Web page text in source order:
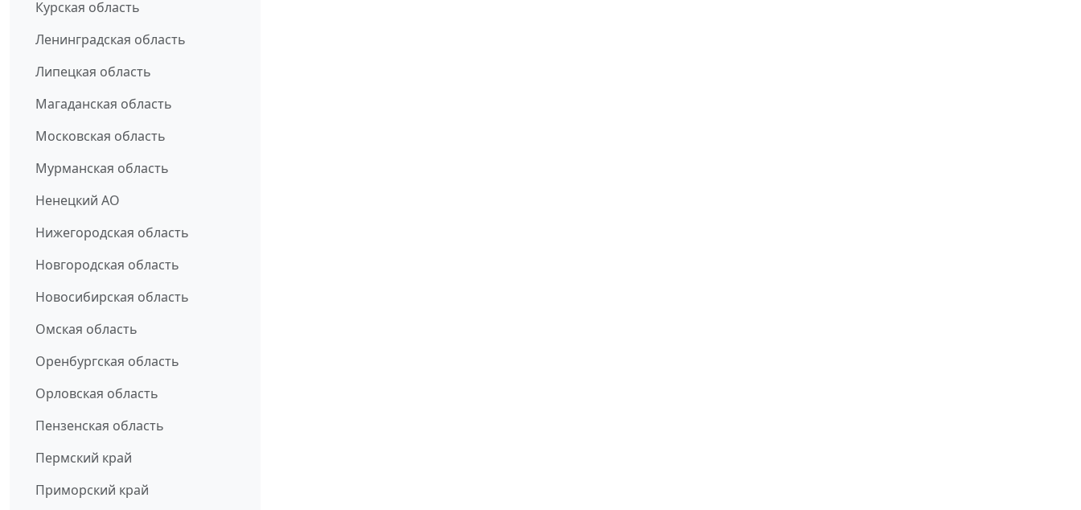
Курская область
Ленинградская область
Липецкая область
Магаданская область
Московская область
Мурманская область
Ненецкий АО
Нижегородская область
Новгородская область
Новосибирская область
Омская область
Оренбургская область
Орловская область
Пензенская область
Пермский край
Приморский край